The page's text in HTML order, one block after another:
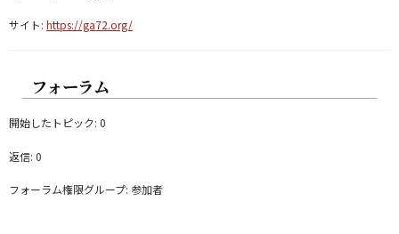
サイト: https://ga72.org/
フォーラム
開始したトピック: 0
返信: 0
フォーラム権限グループ: 参加者